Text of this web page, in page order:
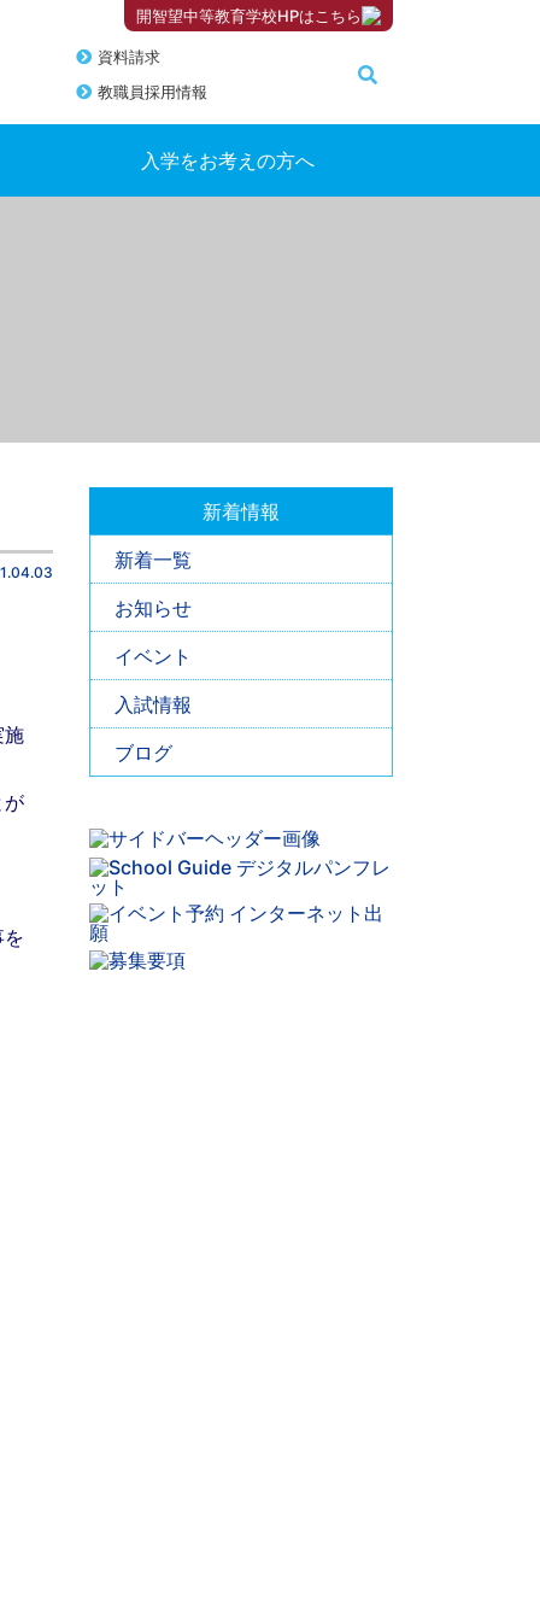
開智望中等教育学校HPはこちら
資料請求
教職員採用情報
入学をお考えの方へ
新着情報
新着一覧
お知らせ
イベント
入試情報
ブログ
施
が